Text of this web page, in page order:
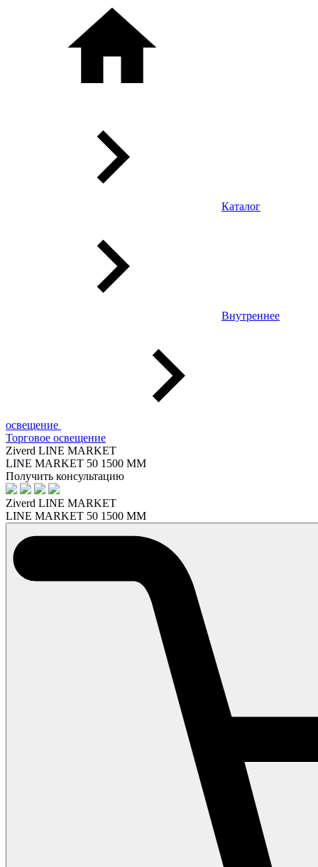
Каталог
Внутреннее
освещение
Торговое освещение
Ziverd LINE MARKET
LINE MARKET 50 1500 ММ
Получить консультацию
Ziverd LINE MARKET
LINE MARKET 50 1500 ММ